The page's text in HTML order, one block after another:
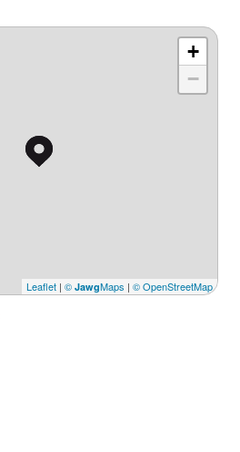
+
−
Leaflet | © JawgMaps | © OpenStreetMap